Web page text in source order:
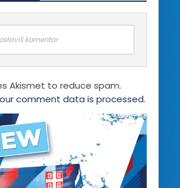
komentar
Akismet to reduce spam.
comment data is processed.